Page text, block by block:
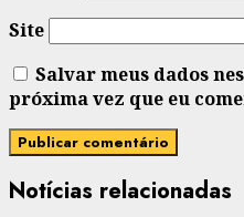
Site
Salvar meus dados
próxima vez que eu
Notícias relacionadas